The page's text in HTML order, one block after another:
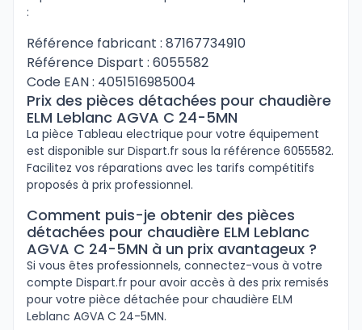
:
Référence fabricant : 87167734910
Référence Dispart : 6055582
Code EAN : 4051516985004
Prix des pièces détachées pour chaudière
ELM Leblanc AGVA C 24-5MN
La pièce Tableau electrique pour votre équipement
est disponible sur Dispart.fr sous la référence 6055582.
Facilitez vos réparations avec les tarifs compétitifs
proposés à prix professionnel.
Comment puis-je obtenir des pièces
détachées pour chaudière ELM Leblanc
AGVA C 24-5MN à un prix avantageux ?
Si vous êtes professionnels, connectez-vous à votre
compte Dispart.fr pour avoir accès à des prix remisés
pour votre pièce détachée pour chaudière ELM
Leblanc AGVA C 24-5MN.